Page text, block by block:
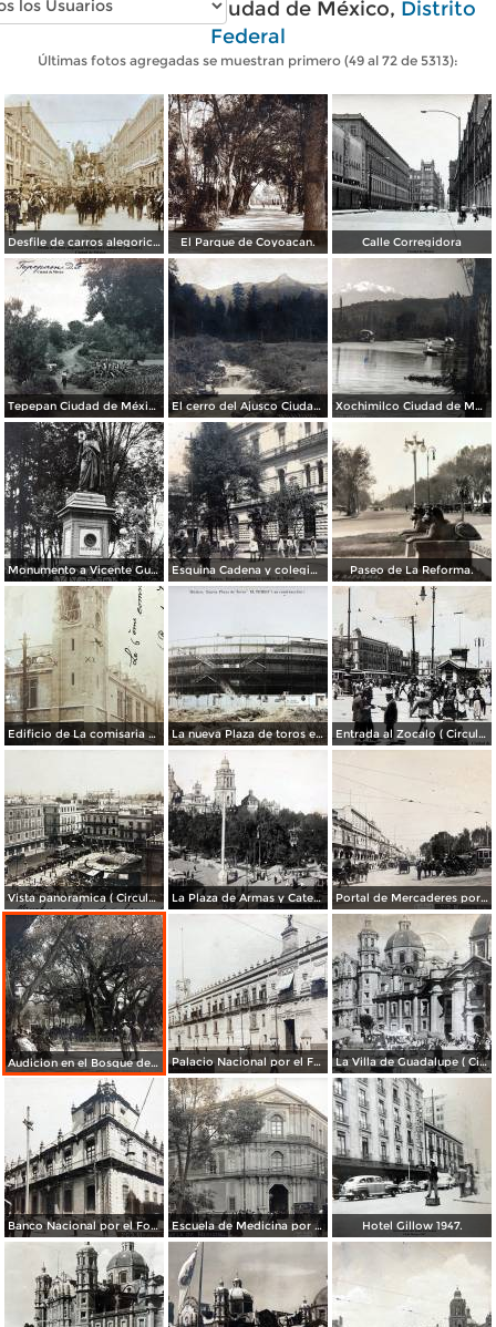
Fotos antiguas de Ciudad de México, Distrito
Federal
Últimas fotos agregadas se muestran primero (49 al 72 de 5313):
Desfile de carros alegoricos Fiestas del Centenario ( Sep-1910 ) Ciudad de México El Parque de Coyoacan. Calle Corregidora
Tepepan Ciudad de México por el Fotógrafo Hugo Brehme. El cerro del Ajusco Ciudad de México por el Fotógrafo Hugo Brehme. Xochimilco Ciudad de México por el Fotógrafo Hugo Brehme.
Monumento a Vicente Guerrero. Esquina Cadena y colegio de ninas por el Fotógrafo Félix Miret. Paseo de La Reforma.
Edificio de La comisaria bombardeado durante La Decena Tragica Ciudad de México Feb-1913. La nueva Plaza de toros en construccion por el Fotógrafo Félix Miret. Entrada al Zocalo ( Circulada el 29 de Abril de 1923 ).
Vista panoramica ( Circulada el 30 de abril de 1930 ). La Plaza de Armas y Catedral por el Fotógrafo Fernando Kososky ( Circulada el 10 de Enero de 1910 ).. Portal de Mercaderes por el Fotógrafo Fernando Kososky ( Circulada el 18 de Enero de 1910 ).
Audicion en el Bosque de Chapultepec por el Fotógrafo Fernando Kososky ( Circulada el 15 de Enero de 1910 ). Palacio Nacional por el Fotógrafo Fernando Kososky ( Circulada el 20 de Enero de 1910 ). La Villa de Guadalupe ( Circulada el 11 de Enero de 1910 ).
Banco Nacional por el Fotógrafo Fernando Kososky ( Circulada el 30 de Enero de 1910 ). Escuela de Medicina por el Fotógrafo Fernando Kososky ( Circulada el 30 de Enero de 1910 ). Hotel Gillow 1947.